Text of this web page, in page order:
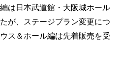
は日本武道館・大阪城ホール
が、ステージプラン変更につ
ス＆ホール編は先着販売を受